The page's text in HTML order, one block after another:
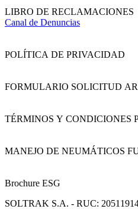
LIBRO DE RECLAMACIONES
Canal de Denuncias
POLÍTICA DE PRIVACIDAD
FORMULARIO SOLICITUD
TÉRMINOS Y CONDICIONES
MANEJO DE NEUMÁTICOS
Brochure ESG
SOLTRAK S.A. - RUC: